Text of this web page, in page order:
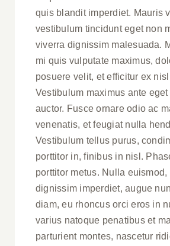
quis blandit imperdiet. Mauris
vestibulum tincidunt eget non
viverra dignissim malesuada.
mi quis vulputate maximus,
posuere velit, et efficitur ex
Vestibulum maximus ante
auctor. Fusce ornare odio ac
venenatis, et feugiat nulla
Vestibulum tellus purus,
porttitor in, finibus in nisl.
porttitor metus. Nulla euismod,
dignissim imperdiet, augue
diam, eu rhoncus orci eros in
varius natoque penatibus et
parturient montes, nascetur